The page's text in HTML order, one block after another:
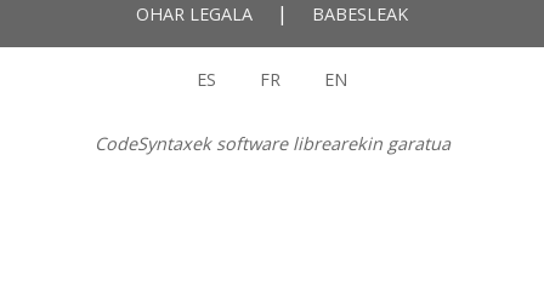
OHAR LEGALA | BABESLEAK
ES FR EN
CodeSyntaxek software librearekin garatua